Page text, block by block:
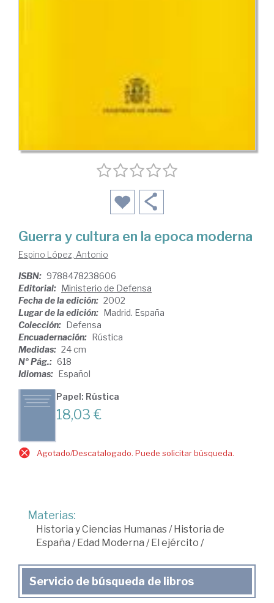
Guerra y cultura en la epoca moderna
Espino López, Antonio
ISBN: 9788478238606
Editorial: Ministerio de Defensa
Fecha de la edición: 2002
Lugar de la edición: Madrid. España
Colección: Defensa
Encuadernación: Rústica
Medidas: 24 cm
Nº Pág.: 618
Idiomas: Español
Papel: Rústica
18,03 €
Agotado/Descatalogado. Puede solicitar búsqueda.
Materias:
Historia y Ciencias Humanas/ Historia de
España / Edad Moderna / El ejército /
Servicio de búsqueda de libros